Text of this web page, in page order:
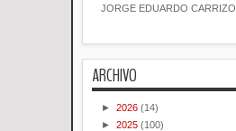
JORGE EDUARDO CARRIZO
ARCHIVO
► 2026 (14)
► 2025 (100)